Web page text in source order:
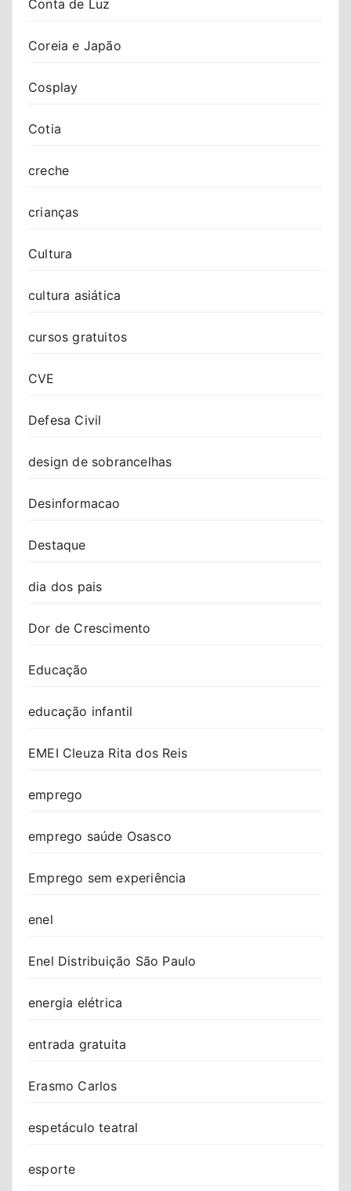
Conta de Luz
Coreia e Japão
Cosplay
Cotia
creche
crianças
Cultura
cultura asiática
cursos gratuitos
CVE
Defesa Civil
design de sobrancelhas
Desinformacao
Destaque
dia dos pais
Dor de Crescimento
Educação
educação infantil
EMEI Cleuza Rita dos Reis
emprego
emprego saúde Osasco
Emprego sem experiência
enel
Enel Distribuição São Paulo
energia elétrica
entrada gratuita
Erasmo Carlos
espetáculo teatral
esporte